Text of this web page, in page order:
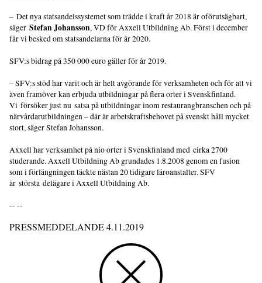
– Det nya statsandelssystemet som trädde i kraft år 2018 är oförutsägbart,
säger Stefan Johansson, VD för Axxell Utbildning Ab. Först i december
får vi besked om statsandelarna för år 2020.
SFV:s bidrag på 350 000 euro gäller för år 2019.
– SFV:s stöd har varit och är helt avgörande för verksamheten och för att vi
även framöver kan erbjuda utbildningar på flera orter i Svenskfinland.
Vi försöker just nu satsa på utbildningar inom restaurangbranschen och på
närvårdarutbildningen – där är arbetskraftsbehovet på svenskt håll mycket
stort, säger Stefan Johansson.
Axxell har verksamhet på nio orter i Svenskfinland med cirka 2700
studerande. Axxell Utbildning Ab grundades 1.8.2008 genom en fusion
som i förlängningen täckte nästan 20 tidigare läroanstalter. SFV
är största delägare i Axxell Utbildning Ab.
-- --
PRESSMEDDELANDE 4.11.2019